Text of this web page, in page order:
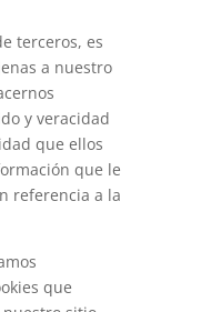
terceros, es
a nuestro
y veracidad
que ellos
que le
referencia a la
que